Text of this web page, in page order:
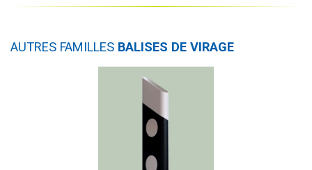
AUTRES FAMILLES BALISES DE VIRAGE